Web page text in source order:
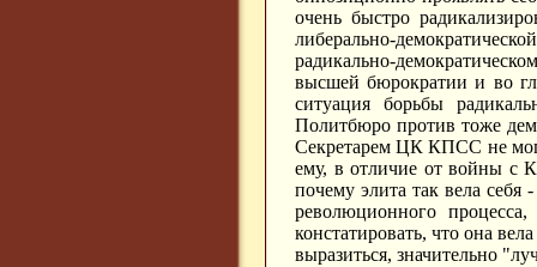
очень быстро
либерально-
радикально-
высшей бюрократии и во
ситуация борьбы
Политбюро против тоже
Секретарем ЦК КПСС не
ему, в отличие от войны с
почему элита так вела
революционного
констатировать, что она
выразиться, значительно